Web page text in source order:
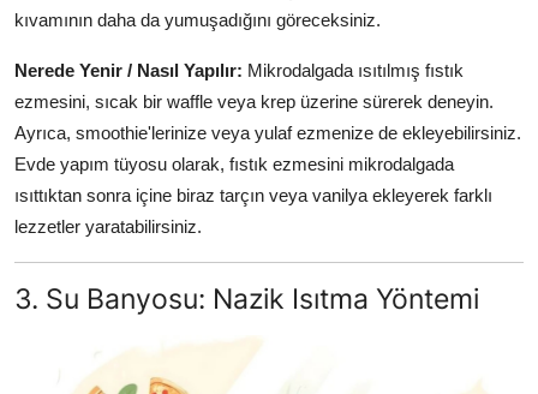
kıvamının daha da yumuşadığını göreceksiniz.
Nerede Yenir / Nasıl Yapılır: Mikrodalgada ısıtılmış fıstık
ezmesini, sıcak bir waffle veya krep üzerine sürerek deneyin.
Ayrıca, smoothie'lerinize veya yulaf ezmenize de ekleyebilirsiniz.
Evde yapım tüyosu olarak, fıstık ezmesini mikrodalgada
ısıttıktan sonra içine biraz tarçın veya vanilya ekleyerek farklı
lezzetler yaratabilirsiniz.
3. Su Banyosu: Nazik Isıtma Yöntemi